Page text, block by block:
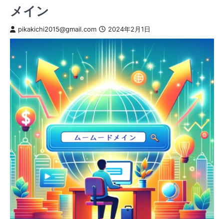
メイン
pikakichi2015@gmail.com 2024年2月1日